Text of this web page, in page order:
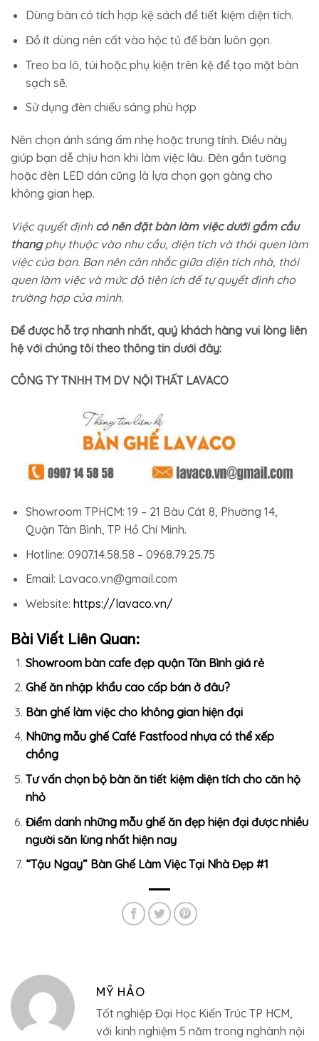
Dùng bàn có tích hợp kệ sách để tiết kiệm diện tích.
Đồ ít dùng nên cất vào hộc tủ để bàn luôn gọn.
Treo ba lô, túi hoặc phụ kiện trên kệ để tạo mặt bàn
sạch sẽ.
Sử dụng đèn chiếu sáng phù hợp
Nên chọn ánh sáng ấm nhẹ hoặc trung tính. Điều này
giúp bạn dễ chịu hơn khi làm việc lâu. Đèn gắn tường
hoặc đèn LED dán cũng là lựa chọn gọn gàng cho
không gian hẹp.
Việc quyết định có nên đặt bàn làm việc dưới gầm cầu
thangphụ thuộc vào nhu cầu, diện tích và thói quen làm
việc của bạn. Bạn nên cân nhắc giữa diện tích nhà, thói
quen làm việc và mức độ tiện ích để tự quyết định cho
trường hợp của mình.
Để được hỗ trợ nhanh nhất, quý khách hàng vui lòng liên
hệ với chúng tôi theo thông tin dưới đây:
CÔNG TY TNHH TM DV NỘI THẤT LAVACO
Showroom TPHCM: 19 – 21 Bàu Cát 8, Phường 14,
Quận Tân Bình, TP Hồ Chí Minh.
Hotline: 0907.14.58.58 – 0968.79.25.75
Email: Lavaco.vn@gmail.com
Website: https://lavaco.vn/
Bài Viết Liên Quan:
Showroom bàn cafe đẹp quận Tân Bình giá rẻ
Ghế ăn nhập khẩu cao cấp bán ở đâu?
Bàn ghế làm việc cho không gian hiện đại
Những mẫu ghế Café Fastfood nhựa có thể xếp
chồng
Tư vấn chọn bộ bàn ăn tiết kiệm diện tích cho căn hộ
nhỏ
Điểm danh những mẫu ghế ăn đẹp hiện đại được nhiều
người săn lùng nhất hiện nay
“Tậu Ngay” Bàn Ghế Làm Việc Tại Nhà Đẹp #1
MỸ HẢO
Tốt nghiệp Đại Học Kiến Trúc TP HCM,
với kinh nghiệm 5 năm trong nghành nội